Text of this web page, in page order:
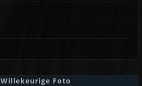
Willekeurige Foto